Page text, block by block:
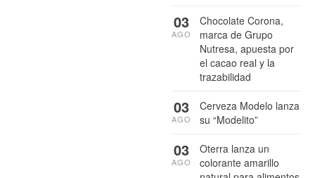
Chocolate Corona,
marca de Grupo
Nutresa, apuesta por
el cacao real y la
trazabilidad
03
AGO
Cerveza Modelo lanza
su “Modelito”
03
AGO
Oterra lanza un
colorante amarillo
03
AGO